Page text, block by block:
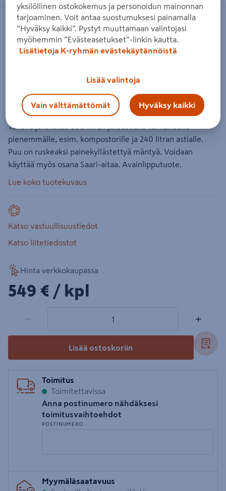
Jätekatos Tammiston Puu Saari
A1604R 600 litran astialle kestopuu
TAMMISTON PUU
Tukeva jätekatos 600 litran jäteastialle tai kahdelle
pienemmälle, esim. kompostorille ja 240 litran astialle.
Puu on ruskeaksi painekyllästettyä mäntyä. Voidaan
käyttää myös osana Saari-aitaa. Avainlipputuote.
Lue koko tuotekuvaus
Katso vastuullisuustiedot
Katso liitetiedostot
Hinta verkkokaupassa
549€/kpl
549 € / kpl
− +
Lisää ostoskoriin
Toimitus
Toimitettavissa
Anna postinumero nähdäksesi
toimitusvaihtoehdot
POSTINUMERO
postinumero
Myymäläsaatavuus
yksilöllinen ostokokemus ja personoidun mainonnan
tarjoaminen. Voit antaa suostumuksesi painamalla
”Hyväksy kaikki”. Pystyt muuttamaan valintojasi
myöhemmin ”Evästeasetukset”-linkin kautta.
Lisätietoja K-ryhmän evästekäytännöistä
Lisää valintoja
Vain välttämättömät Hyväksy kaikki